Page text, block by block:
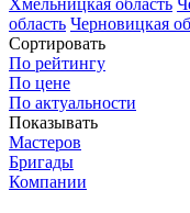
Хмельницкая область
область Черновицкая
Сортировать
По рейтингу
По цене
По актуальности
Показывать
Мастеров
Бригады
Компании